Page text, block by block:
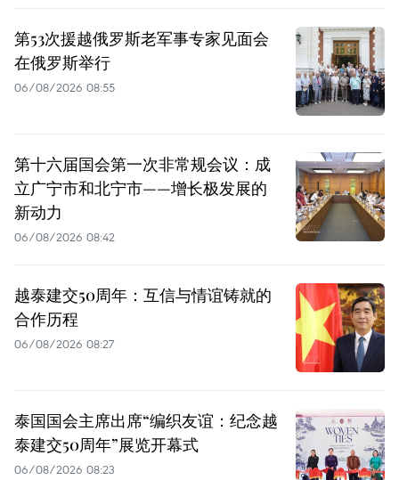
第53次援越俄罗斯老军事专家见面会
在俄罗斯举行
06/08/2026 08:55
第十六届国会第一次非常规会议：成
立广宁市和北宁市——增长极发展的
新动力
06/08/2026 08:42
越泰建交50周年：互信与情谊铸就的
合作历程
06/08/2026 08:27
泰国国会主席出席“编织友谊：纪念越
泰建交50周年”展览开幕式
06/08/2026 08:23